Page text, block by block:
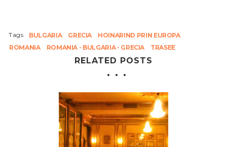
Tags BULGARIA GRECIA
HOINARIND PRIN EUROPA
ROMANIA
ROMANIA - BULGARIA - GRECIA TRASEE
RELATED POSTS